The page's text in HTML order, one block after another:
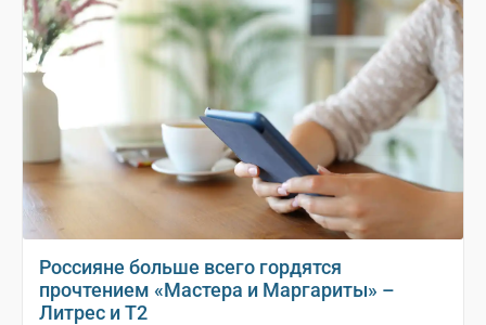
Россияне больше всего гордятся
прочтением «Мастера и Маргариты» –
Литрес и T2